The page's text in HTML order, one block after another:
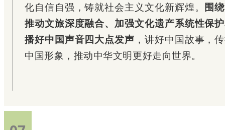
化自信自强，铸就社会主义文化新辉煌。 围
推动文旅深度融合、加强文化遗产系统性保
播好中国声音四大点发声 ，讲好中国故事，
中国形象，推动中华文明更好走向世界。